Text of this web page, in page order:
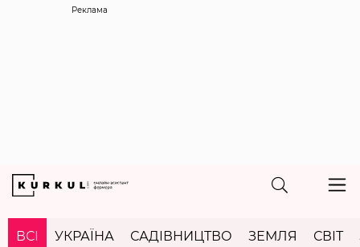
Реклама
ВСІ УКРАЇНА САДІВНИЦТВО ЗЕМЛЯ СВІТ